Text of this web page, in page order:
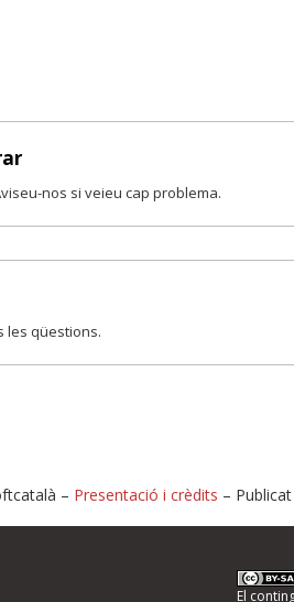
nos si veieu cap problema.
les qüestions.
o
– Presentació i crèdits –
El